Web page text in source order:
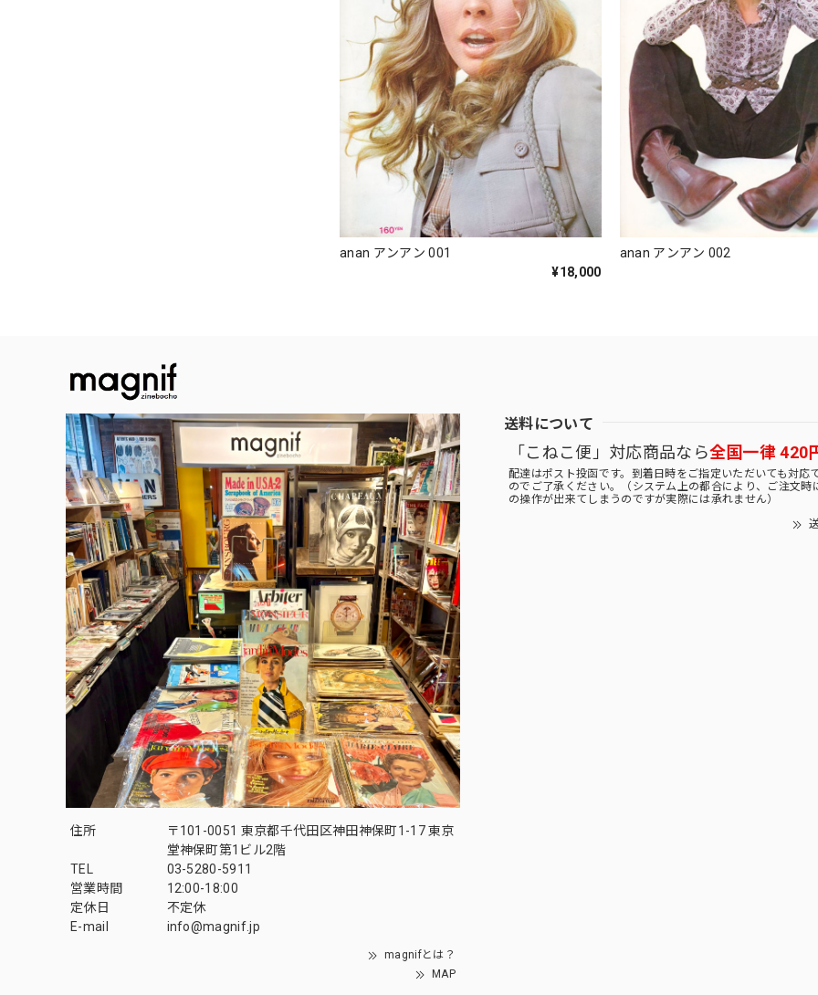
anan アンアン 001
¥18,000
anan アンアン 002
住所
〒101-0051 東京都千代田区神田神保町1-17 東京
堂神保町第1ビル2階
TEL
03-5280-5911
営業時間
12:00-18:00
定休日
不定休
E-mail
info@magnif.jp
magnifとは？
MAP
送料について
「こねこ便」対応商品なら全国一律 420
配達はポスト投函です。到着日時をご指定いただいても対応
のでご了承ください。（システム上の都合により、ご注文時
の操作が出来てしまうのですが実際には承れません）